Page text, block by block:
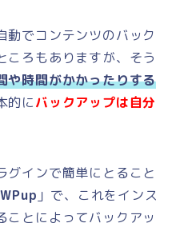
動でコンテンツのバック
ころもありますが、そう
や時間がかかったりする
的にバックアップは自分
グインで簡単にとること
」で、これをインス
ことによってバックアッ